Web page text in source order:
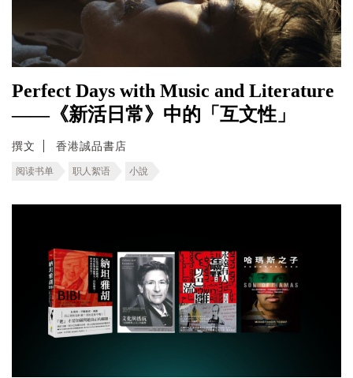
Perfect Days with Music and Literature
——《新活日常》中的「互文性」
撰文 香港誠品書店
阅读书单 职人絮语 小說